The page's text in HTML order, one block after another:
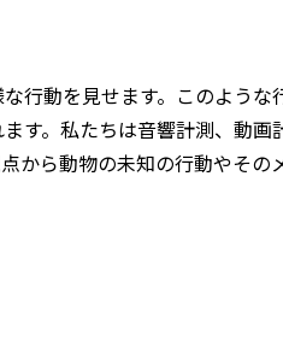
行動を見せます。このよう
す。私たちは音響計測、動
ら動物の未知の行動やその